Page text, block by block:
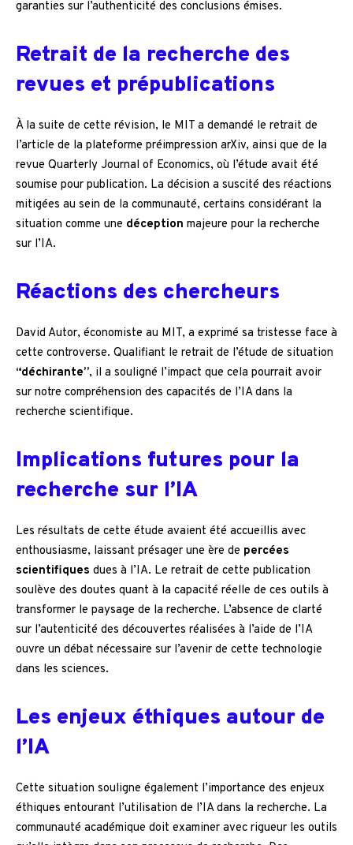
garanties sur l’authenticité des conclusions émises.
Retrait de la recherche des
revues et prépublications
À la suite de cette révision, le MIT a demandé le retrait de
l’article de la plateforme préimpression arXiv, ainsi que de la
revue Quarterly Journal of Economics, où l’étude avait été
soumise pour publication. La décision a suscité des réactions
mitigées au sein de la communauté, certains considérant la
situation comme une déception majeure pour la recherche
sur l’IA.
Réactions des chercheurs
David Autor, économiste au MIT, a exprimé sa tristesse face à
cette controverse. Qualifiant le retrait de l’étude de situation
“déchirante”, il a souligné l’impact que cela pourrait avoir
sur notre compréhension des capacités de l’IA dans la
recherche scientifique.
Implications futures pour la
recherche sur l’IA
Les résultats de cette étude avaient été accueillis avec
enthousiasme, laissant présager une ère de percées
scientifiques dues à l’IA. Le retrait de cette publication
soulève des doutes quant à la capacité réelle de ces outils à
transformer le paysage de la recherche. L’absence de clarté
sur l’autenticité des découvertes réalisées à l’aide de l’IA
ouvre un débat nécessaire sur l’avenir de cette technologie
dans les sciences.
Les enjeux éthiques autour de
l’IA
Cette situation souligne également l’importance des enjeux
éthiques entourant l’utilisation de l’IA dans la recherche. La
communauté académique doit examiner avec rigueur les outils